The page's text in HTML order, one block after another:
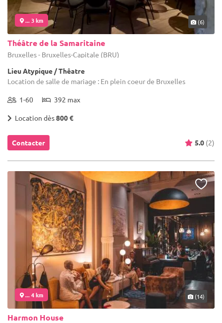
... 3 km (6)
Théâtre de la Samaritaine
Bruxelles - Bruxelles-Capitale (BRU)
Lieu Atypique / Thêatre
Location de salle de mariage : En plein coeur de Bruxelles
1-60 392 max
Location dès800 €
Contacter 5.0 (2)
... 4 km (14)
Harmon House